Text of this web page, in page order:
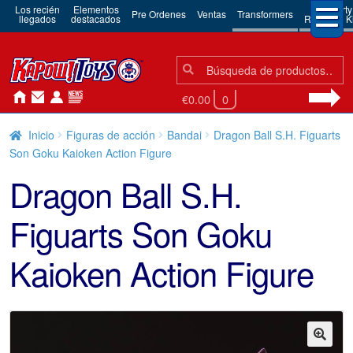
Los recién
llegados
Elementos
destacados Pre Ordenes Ventas Transformers 3rd Party
Robots &
Búsqueda:
Búsqueda
€0.00 0
Inicio Figuras de acción Bandai
Dragon Ball S.H. Figuarts
Son Goku Kaioken Action Figure
Dragon Ball S.H.
Figuarts Son Goku
Kaioken Action Figure